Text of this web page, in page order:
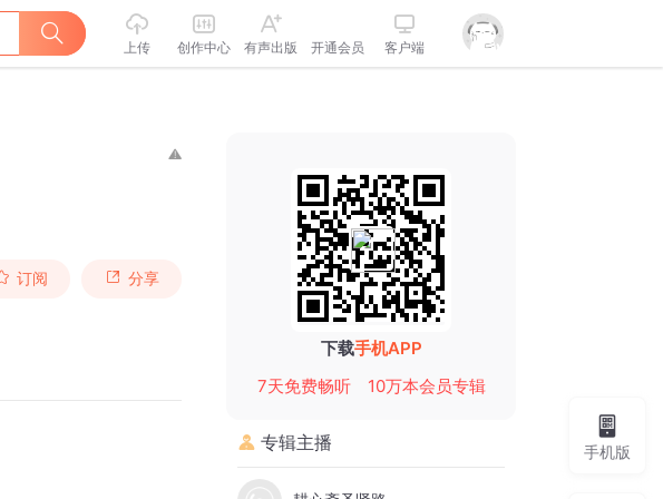
上传 创作中心 有声出版 开通会员 客户端
订阅 分享
下载手机APP
7天免费畅听
10万本会员专辑
专辑主播 手机版